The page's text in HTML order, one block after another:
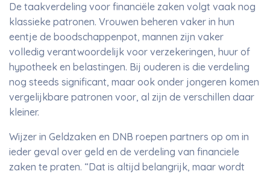
De taakverdeling voor financiële zaken volgt vaak nog
klassieke patronen. Vrouwen beheren vaker in hun
eentje de boodschappenpot, mannen zijn vaker
volledig verantwoordelijk voor verzekeringen, huur of
hypotheek en belastingen. Bij ouderen is die verdeling
nog steeds significant, maar ook onder jongeren komen
vergelijkbare patronen voor, al zijn de verschillen daar
kleiner.
Wijzer in Geldzaken en DNB roepen partners op om in
ieder geval over geld en de verdeling van financiele
zaken te praten. “Dat is altijd belangrijk, maar wordt